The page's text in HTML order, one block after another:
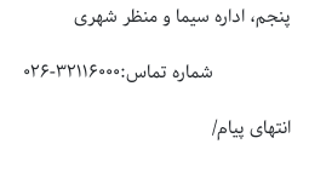
پنجم، اداره سیما و منظر شهری
شماره تماس:۳۲۱۱۶۰۰۰-۰۲۶
انتهای پیام/